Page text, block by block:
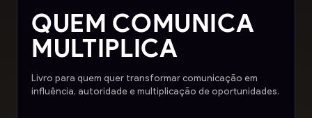
QUEM COMUNICA
MULTIPLICA
Livro para quem quer transformar comunicação em
influência, autoridade e multiplicação de oportunidades.